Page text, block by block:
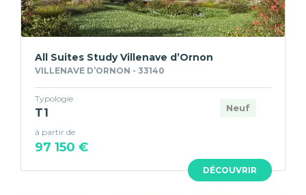
DÉCOUVRIR
All Suites Study Villenave d’Ornon
VILLENAVE D’ORNON - 33140
Neuf
Typologie
T1
à partir de
97 150 €